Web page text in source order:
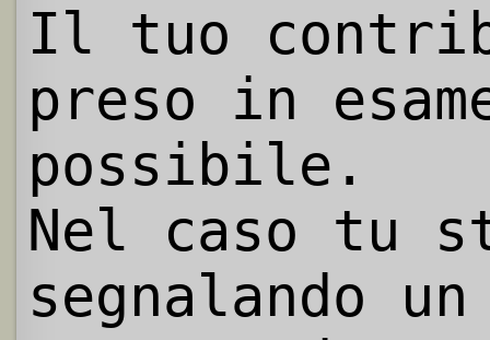
Il tuo
preso in
possibile.
Nel caso tu
segnalando